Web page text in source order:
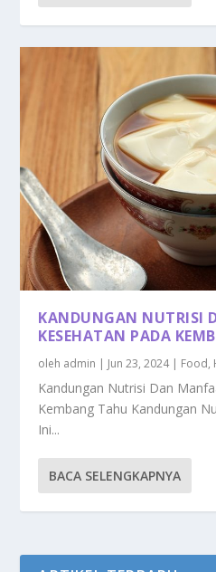
KANDUNGAN NUTRISI
KESEHATAN PADA
oleh admin | Jun 23, 2024| Food,
Kandungan Nutrisi Dan
Kembang Tahu Kandungan
Ini...
BACA SELENGKAPNYA